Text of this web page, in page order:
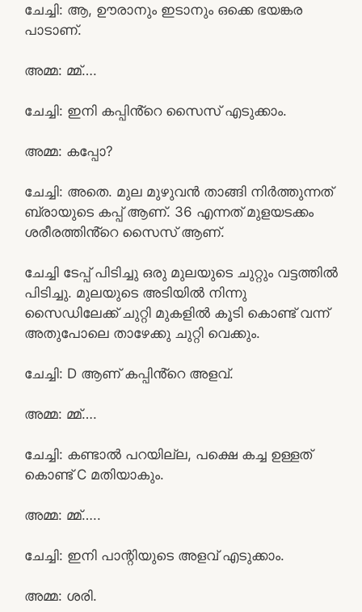
ചേച്ചി: ആ, ഊരാനും ഇടാനും ഒക്കെ ഭയങ്കര
പാടാണ്.
അമ്മ: മ്മ്….
ചേച്ചി: ഇനി കപ്പിൻ്റെ സൈസ് എടുക്കാം.
അമ്മ: കപ്പോ?
ചേച്ചി: അതെ. മുല മുഴുവൻ താങ്ങി നിർത്തുന്നത്
ബ്രായുടെ കപ്പ്‌ ആണ്. 36 എന്നത് മുളയടക്കം
ശരീരത്തിൻ്റെ സൈസ് ആണ്.
ചേച്ചി ടേപ്പ് പിടിച്ചു ഒരു മുലയുടെ ചുറ്റും വട്ടത്തിൽ
പിടിച്ചു. മുലയുടെ അടിയിൽ നിന്നു
സൈഡിലേക്ക് ചുറ്റി മുകളിൽ കൂടി കൊണ്ട് വന്ന്
അതുപോലെ താഴേക്കു ചുറ്റി വെക്കും.
ചേച്ചി: D ആണ് കപ്പിൻ്റെ അളവ്.
അമ്മ: മ്മ്….
ചേച്ചി: കണ്ടാൽ പറയില്ല, പക്ഷെ കച്ച ഉള്ളത്
കൊണ്ട് C മതിയാകും.
അമ്മ: മ്മ്…..
ചേച്ചി: ഇനി പാന്റിയുടെ അളവ് എടുക്കാം.
അമ്മ: ശരി.